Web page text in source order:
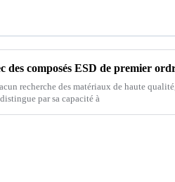
recherche des matériaux de haute qualité,
par sa capacité à